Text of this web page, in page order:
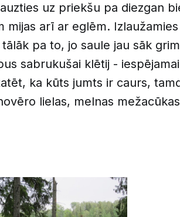
uz priekšu pa diezgan
mijas arī ar eglēm.
pa to, jo saule jau sāk
sabrukušai klētij -
ka kūts jumts ir caurs,
lielas, melnas